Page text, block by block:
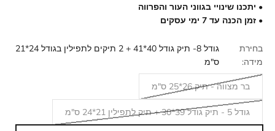
• יתכנו שינויי בגווני העור והפרווה
• זמן הכנה עד 7 ימי עסקים
בחירת
מידה:
גודל 8- תיק גודל 40*41 + 2 תיקים לתפילין בגודל 24*21
ס"מ
בר מצווה - תיק 26*25 ס"מ
גודל 5 - תיק גודל 39*30 + תיק לתפילין 21*24 ס"מ